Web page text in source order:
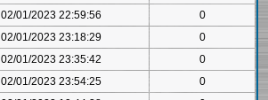
02/01/2023 22:59:56
0
02/01/2023 23:18:29
0
02/01/2023 23:35:42
0
02/01/2023 23:54:25
0